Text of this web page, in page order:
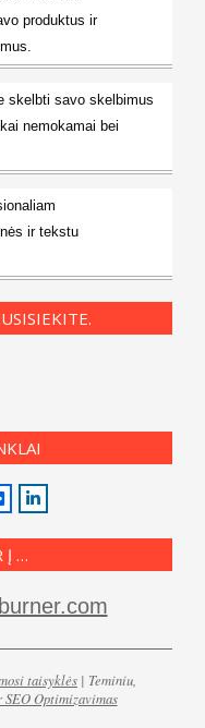
produktus ir
skelbti savo skelbimus
nemokamai bei
ir tekstu
Į …
taisyklės | Teminiu,
Optimizavimas